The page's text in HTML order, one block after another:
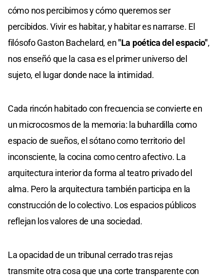
cómo nos percibimos y cómo queremos ser
percibidos. Vivir es habitar, y habitar es narrarse. El
filósofo Gaston Bachelard, en"La poética del espacio",
nos enseñó que la casa es el primer universo del
sujeto, el lugar donde nace la intimidad.
Cada rincón habitado con frecuencia se convierte en
un microcosmos de la memoria: la buhardilla como
espacio de sueños, el sótano como territorio del
inconsciente, la cocina como centro afectivo. La
arquitectura interior da forma al teatro privado del
alma. Pero la arquitectura también participa en la
construcción de lo colectivo. Los espacios públicos
reflejan los valores de una sociedad.
La opacidad de un tribunal cerrado tras rejas
transmite otra cosa que una corte transparente con